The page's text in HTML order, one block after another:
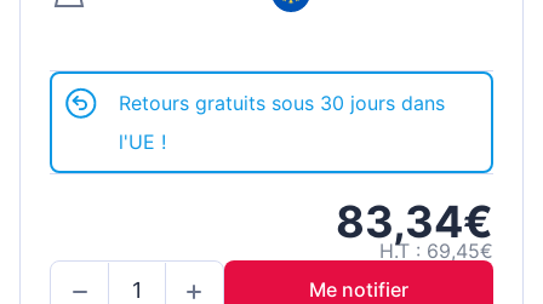
Retours gratuits sous 30 jours dans
l'UE !
83,34€
H.T : 69,45€
Me notifier